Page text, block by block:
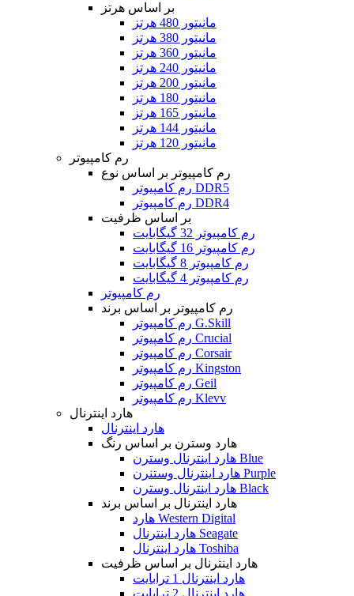
بر اساس هرتز
مانیتور 480 هرتز
مانیتور 380 هرتز
مانیتور 360 هرتز
مانیتور 240 هرتز
مانیتور 200 هرتز
مانیتور 180 هرتز
مانیتور 165 هرتز
مانیتور 144 هرتز
مانیتور 120 هرتز
رم کامپیوتر
رم کامپیوتر بر اساس نوع
رم کامپیوتر DDR5
رم کامپیوتر DDR4
بر اساس ظرفیت
رم کامپیوتر 32 گیگابایت
رم کامپیوتر 16 گیگابایت
رم کامپیوتر 8 گیگابایت
رم کامپیوتر 4 گیگابایت
رم کامپیوتر
رم کامپیوتر بر اساس برند
رم کامپیوتر G.Skill
رم کامپیوتر Crucial
رم کامپیوتر Corsair
رم کامپیوتر Kingston
رم کامپیوتر Geil
رم کامپیوتر Klevv
هارد اینترنال
هارد اینترنال
هارد وسترن بر اساس رنگ
هارد اینترنال وسترن Blue
هارد اینترنال وستنرن Purple
هارد اینترنال وسترن Black
هارد اینترنال بر اساس برند
هارد Western Digital
هارد اینترنال Seagate
هارد اینترنال Toshiba
هارد اینترنال بر اساس ظرفیت
هارد اینترنال 1 ترابایت
هارد اینترنال 2 ترابایت